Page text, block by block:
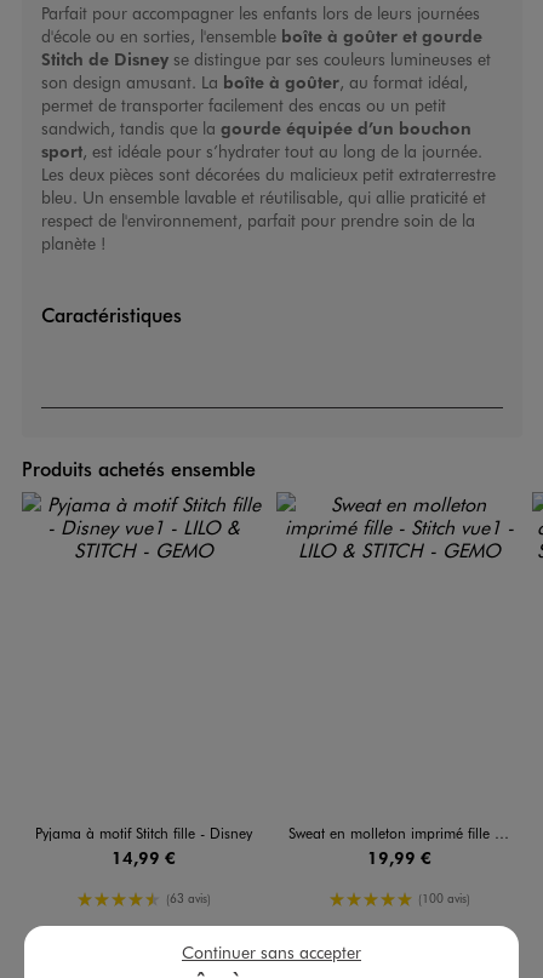
Parfait pour accompagner les enfants lors de leurs journées
d'école ou en sorties, l'ensemble boîte à goûter et gourde
Stitch de Disneyse distingue par ses couleurs lumineuses et
son design amusant. La boîte à goûter, au format idéal,
permet de transporter facilement des encas ou un petit
sandwich, tandis que la gourdeéquipée d’un bouchon
sport, est idéale pour s’hydrater tout au long de la journée.
Les deux pièces sont décorées du malicieux petit extraterrestre
bleu. Un ensemble lavable et réutilisable, qui allie praticité et
respect de l'environnement, parfait pour prendre soin de la
planète !
Caractéristiques
Produits achetés ensemble
Pyjama à motif Stitch fille - Disney
14,99 €
4.5/5 de moyenne
(63 avis)
AU PANIER
Sweat en molleton imprimé fille - Stitch
19,99 €
5/5 de moyenne
(100 avis)
Continuer sans accepter